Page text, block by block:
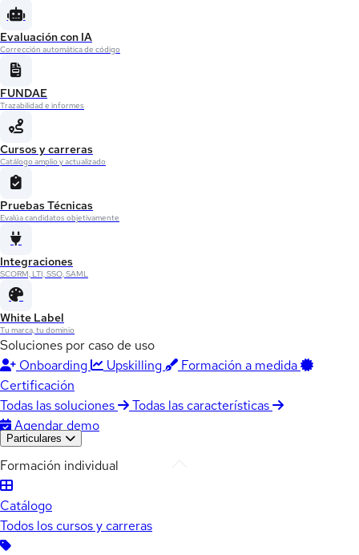
Evaluación con IA
Corrección automática de código
FUNDAE
Trazabilidad e informes
Cursos y carreras
Catálogo amplio y actualizado
Pruebas Técnicas
Evalúa candidatos objetivamente
Integraciones
SCORM, LTI, SSO, SAML
White Label
Tu marca, tu dominio
Soluciones por caso de uso
Onboarding
Upskilling
Formación a medida
Certificación
Todas las soluciones
Todas las características
Agendar demo
Particulares
Formación individual
Catálogo
Todos los cursos y carreras